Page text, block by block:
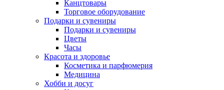
Канцтовары
Торговое оборудование
Подарки и сувениры
Подарки и сувениры
Цветы
Часы
Красота и здоровье
Косметика и парфюмерия
Медицина
Хобби и досуг